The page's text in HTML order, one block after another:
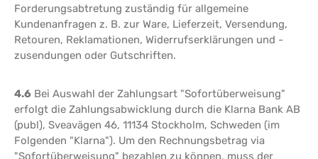
Forderungsabtretung zuständig für allgemeine
Kundenanfragen z. B. zur Ware, Lieferzeit, Versendung,
Retouren, Reklamationen, Widerrufserklärungen und -
zusendungen oder Gutschriften.
4.6 Bei Auswahl der Zahlungsart "Sofortüberweisung"
erfolgt die Zahlungsabwicklung durch die Klarna Bank AB
(publ), Sveavägen 46, 11134 Stockholm, Schweden (im
Folgenden "Klarna"). Um den Rechnungsbetrag via
"Sofortüberweisung" bezahlen zu können, muss der